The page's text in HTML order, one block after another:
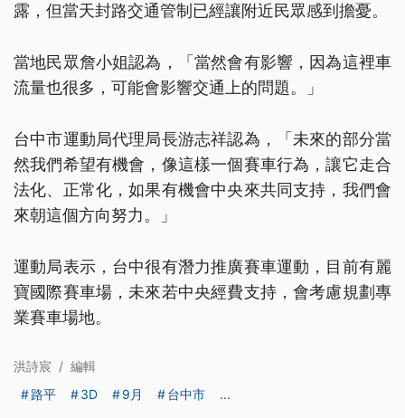
露，但當天封路交通管制已經讓附近民眾感到擔憂。
當地民眾詹小姐認為，「當然會有影響，因為這裡車
流量也很多，可能會影響交通上的問題。」
台中市運動局代理局長游志祥認為，「未來的部分當
然我們希望有機會，像這樣一個賽車行為，讓它走合
法化、正常化，如果有機會中央來共同支持，我們會
來朝這個方向努力。」
運動局表示，台中很有潛力推廣賽車運動，目前有麗
寶國際賽車場，未來若中央經費支持，會考慮規劃專
業賽車場地。
洪詩宸 / 編輯
路平
3D 9月 台中市 ...